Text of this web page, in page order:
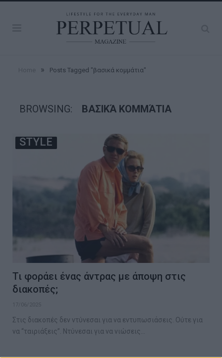
» Posts Tagged "βασικά κομμάτια"
BROWSING: ΒΑΣΙΚΆ ΚΟΜΜΆΤΙΑ
STYLE
Τι φοράει ένας άντρας με άποψη στις
διακοπές;
17/06/2025
Στις διακοπές δεν ντύνεσαι για να εντυπωσιάσεις. Ούτε για
να “ταιριάξεις”. Ντύνεσαι για να νιώσεις…